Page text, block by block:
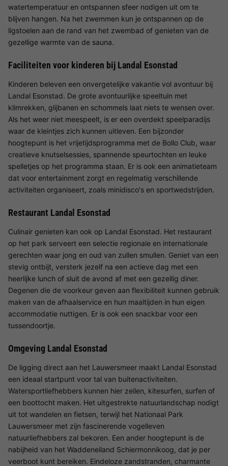
watertemperatuur en ontspannen sfeer nodigen uit om te
blijven hangen. Na het zwemmen kun je ontspannen op de
ligstoelen aan de rand van het zwembad of genieten van de
gezellige warmte van de sauna.
Faciliteiten voor kinderen bij Landal Esonstad
Kinderen beleven een onvergetelijke vakantie vol avontuur bij
Landal Esonstad. De grote avontuurlijke speeltuin met
klimrekken, glijbanen en schommels laat niets te wensen over.
Als het weer niet meespeelt, is er een overdekt speelparadijs
waar de kleintjes zich kunnen uitleven. Een bijzonder
hoogtepunt is het vrijetijdsprogramma met de Bollo Club, waar
creatieve knutselsessies, spannende speurtochten en leuke
spelletjes op het programma staan. Er is ook een animatieteam
dat voor entertainment zorgt en regelmatig verschillende
activiteiten organiseert, zoals minidisco's en sportwedstrijden.
Restaurant Landal Esonstad
Culinair genieten kan ook op Landal Esonstad. Het restaurant
op het park serveert een selectie regionale en internationale
gerechten waar jong en oud van zullen smullen. Geniet van een
stevig ontbijt, versterk jezelf na een actieve dag met een
heerlijke lunch of sluit de avond af met een gezellig diner.
Degenen die de voorkeur geven aan flexibiliteit kunnen gebruik
maken van de afhaalservice en hun maaltijden in hun eigen
accommodatie nuttigen. Er is ook een snackbar voor een
tussendoortje.
Omgeving Landal Esonstad
De ligging direct aan het Lauwersmeer maakt Landal Esonstad
een ideaal startpunt voor tal van buitenactiviteiten.
Watersportliefhebbers kunnen hier zeilen, kitesurfen, surfen of
een boottocht maken. Het uitgestrekte natuurlandschap nodigt
uit tot wandelen en fietsen, terwijl het Nationaal Park
Lauwersmeer met zijn fascinerende vogelleven
natuurliefhebbers zal bekoren. Een ander hoogtepunt is de
nabijheid van het Waddeneiland Schiermonnikoog, dat je per
veerboot kunt bereiken. Eindeloze zandstranden, charmante